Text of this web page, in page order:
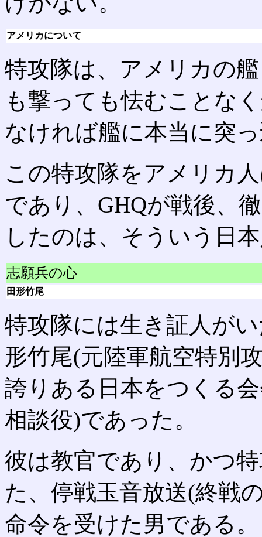
アメリカについて
特攻隊は、アメリカの
も撃っても怯むことな
なければ艦に本当に突
この特攻隊をアメリカ
であり、GHQが戦後、
したのは、そういう日
志願兵の心
田形竹尾
特攻隊には生き証人が
形竹尾(元陸軍航空特別
誇りある日本をつくる
相談役)であった。
彼は教官であり、かつ
た、停戦玉音放送(終戦
命令を受けた男である。